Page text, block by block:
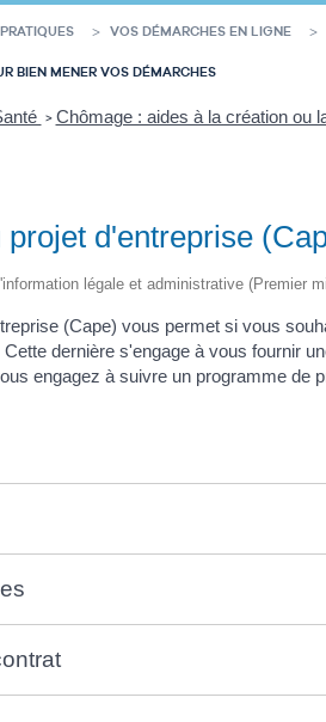
VOS DÉMARCHES EN LIGNE
BIEN MENER VOS DÉMARCHES
> Chômage : aides à la création ou
d'entreprise
légale et administrative (Premier
(Cape) vous permet si vous
dernière s'engage à vous fournir
engagez à suivre un programme de